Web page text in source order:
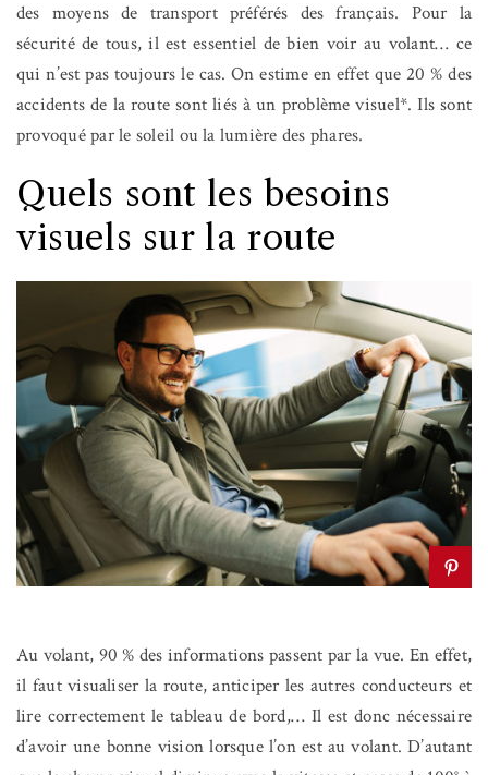
des moyens de transport préférés des français. Pour la
sécurité de tous, il est essentiel de bien voir au volant… ce
qui n’est pas toujours le cas. On estime en effet que 20 % des
accidents de la route sont liés à un problème visuel*. Ils sont
provoqué par le soleil ou la lumière des phares.
Quels sont les besoins
visuels sur la route
Au volant, 90 % des informations passent par la vue. En effet,
il faut visualiser la route, anticiper les autres conducteurs et
lire correctement le tableau de bord,… Il est donc nécessaire
d’avoir une bonne vision lorsque l’on est au volant. D’autant